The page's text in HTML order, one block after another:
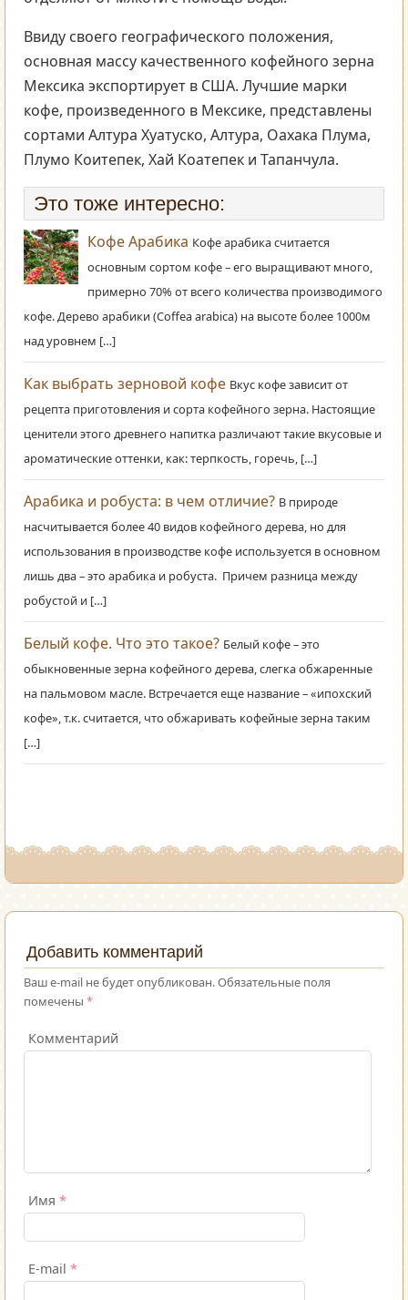
Ввиду своего географического положения,
основная массу качественного кофейного зерна
Мексика экспортирует в США. Лучшие марки
кофе, произведенного в Мексике, представлены
сортами Алтура Хуатуско, Алтура, Оахака Плума,
Плумо Коитепек, Хай Коатепек и Тапанчула.
Это тоже интересно:
Кофе Арабика Кофе арабика считается
основным сортом кофе – его выращивают много,
примерно 70% от всего количества производимого
кофе. Дерево арабики (Coffea arabica) на высоте более 1000м
над уровнем […]
Как выбрать зерновой кофе Вкус кофе зависит от
рецепта приготовления и сорта кофейного зерна. Настоящие
ценители этого древнего напитка различают такие вкусовые и
ароматические оттенки, как: терпкость, горечь, […]
Арабика и робуста: в чем отличие? В природе
насчитывается более 40 видов кофейного дерева, но для
использования в производстве кофе используется в основном
лишь два – это арабика и робуста. Причем разница между
робустой и […]
Белый кофе. Что это такое? Белый кофе – это
обыкновенные зерна кофейного дерева, слегка обжаренные
на пальмовом масле. Встречается еще название – «ипохский
кофе», т.к. считается, что обжаривать кофейные зерна таким
[…]
Добавить комментарий
Ваш e-mail не будет опубликован.Обязательные поля
помечены *
Комментарий
Имя *
E-mail *